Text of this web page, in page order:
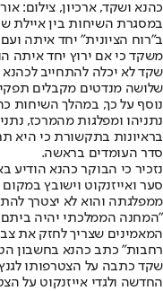
כהנא ושקד, ארכיון, צילום:
במסגרת השיחות בין איילת
ב"רוח הציונית" יחד איתה
משקד כי אם ירוץ יחד איתה
שקד לא יכלה להתחייב
שלושה מנדטים מקבלים
נוסף על כך, במהלך
נתניהו ומפלגות מהמרכז,
בראיונות בתקשורת כי
סדר העומדים בראשה.
נזכיר כי הבוקר כהנא הודיע
סער ואייזנקוט וישובץ
ממפלגתה והוא לא יצטרך
"המחנה הממלכתי יהיה ביתם
המאמינים שצריך לחזק את
רחבות" כתב כהנא בחשבון
שקד כתבה על הצטרפותו
החדשה ולגדי אייזנקוט על